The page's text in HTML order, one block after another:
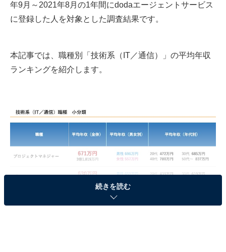
年9月～2021年8月の1年間にdodaエージェントサービス
に登録した人を対象とした調査結果です。
本記事では、職種別「技術系（IT／通信）」の平均年収
ランキングを紹介します。
続きを読む